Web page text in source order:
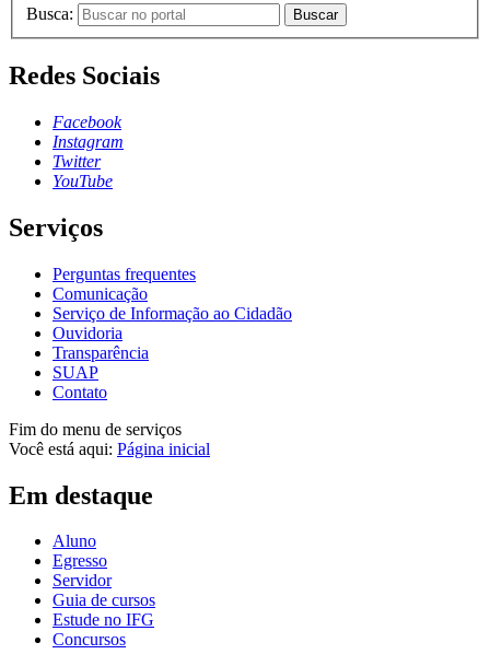
Busca: Buscar
Redes Sociais
Facebook
Instagram
Twitter
YouTube
Serviços
Perguntas frequentes
Comunicação
Serviço de Informação ao Cidadão
Ouvidoria
Transparência
SUAP
Contato
Fim do menu de serviços
Você está aqui: Página inicial
Em destaque
Aluno
Egresso
Servidor
Guia de cursos
Estude no IFG
Concursos